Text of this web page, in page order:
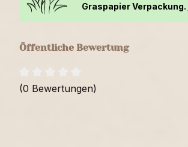
Graspapier Verpackung.
Öffentliche Bewertung
(0 Bewertungen)